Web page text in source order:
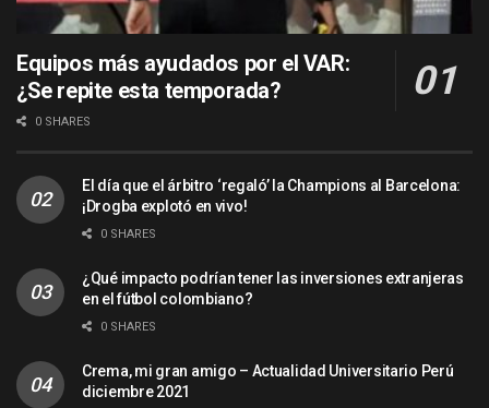
Equipos más ayudados por el VAR:
¿Se repite esta temporada?
0 SHARES
El día que el árbitro ‘regaló’ la Champions al Barcelona:
¡Drogba explotó en vivo!
0 SHARES
¿Qué impacto podrían tener las inversiones extranjeras
en el fútbol colombiano?
0 SHARES
Crema, mi gran amigo – Actualidad Universitario Perú
diciembre 2021